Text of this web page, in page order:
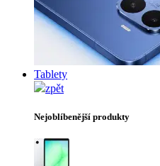
Tablety
zpět
Nejoblíbenější produkty